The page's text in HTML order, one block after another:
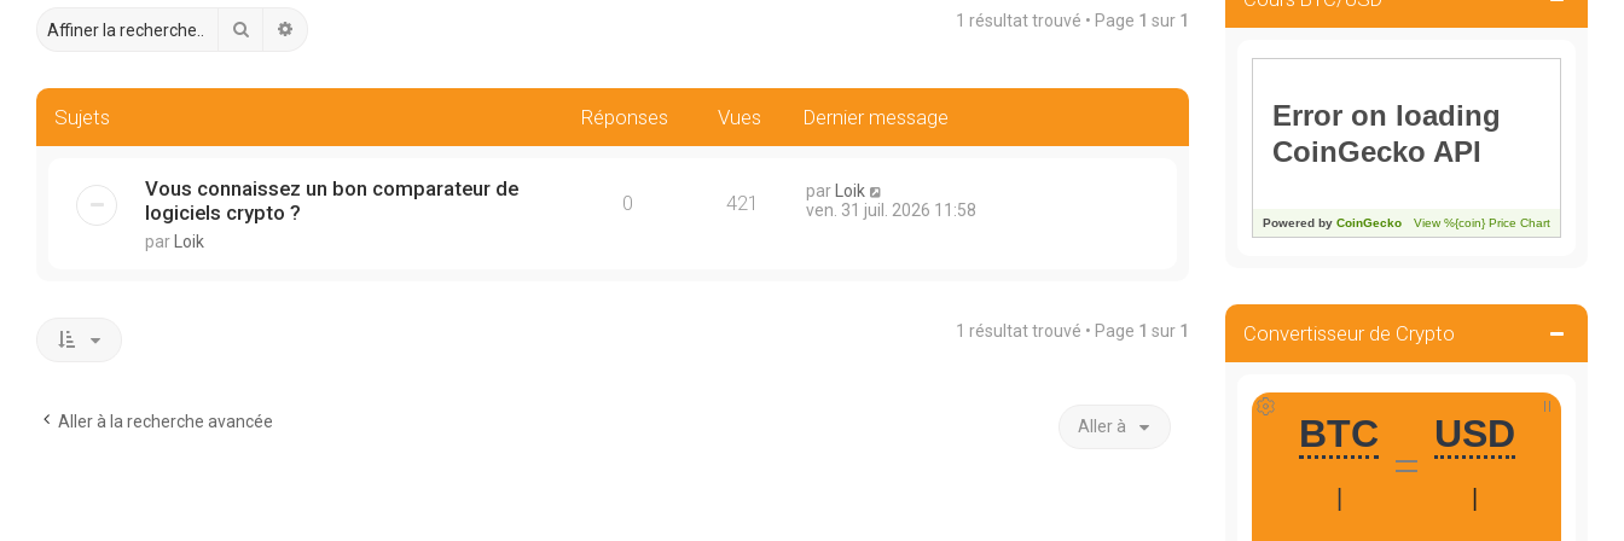
Rechercher 1 résultat trouvé • Page 1 sur 1
Sujets Réponses Vues Dernier message
Vous connaissez un bon comparateur de
logiciels crypto ?
par Loik
0 421 par
Loik
ven. 31 juil. 2026 11:58
1 résultat trouvé • Page 1 sur 1
Aller à la recherche avancée Aller à
Convertisseur de Crypto